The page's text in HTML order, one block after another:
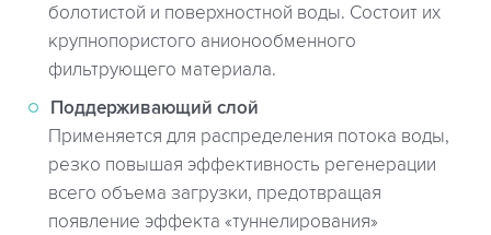
болотистой и поверхностной воды. Состоит их
крупнопористого анионообменного
фильтрующего материала.
Поддерживающий слой
Применяется для распределения потока воды,
резко повышая эффективность регенерации
всего объема загрузки, предотвращая
появление эффекта «туннелирования»